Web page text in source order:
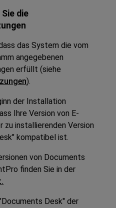
die
das System die vom
angegebenen
erfüllt (siehe
).
der Installation
Ihre Version von E-
zu installierenden Version
" kompatibel ist.
von Documents
finden Sie in der
Documents Desk" der